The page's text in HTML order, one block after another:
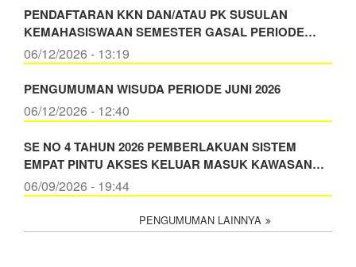
PENDAFTARAN KKN DAN/ATAU PK SUSULAN
KEMAHASISWAAN SEMESTER GASAL PERIODE…
06/12/2026 - 13:19
PENGUMUMAN WISUDA PERIODE JUNI 2026
06/12/2026 - 12:40
SE NO 4 TAHUN 2026 PEMBERLAKUAN SISTEM
EMPAT PINTU AKSES KELUAR MASUK KAWASAN…
06/09/2026 - 19:44
PENGUMUMAN LAINNYA